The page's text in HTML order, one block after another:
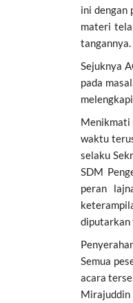
ini dengan
materi
tangannya.
Sejuknya
pada
Menikmati
waktu
selaku
SDM
peran
diputarkan
Semua
acara